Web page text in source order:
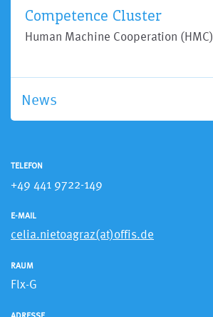
Competence Cluster
Human Machine Cooperation (HMC)
News
TELEFON
+49 441 9722-149
E-MAIL
celia.nietoagraz(at)offis.de
RAUM
Flx-G